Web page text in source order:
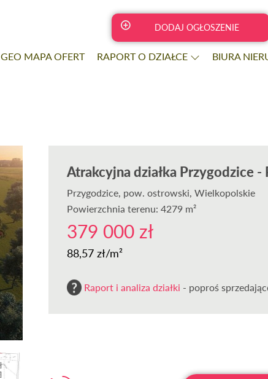
DODAJ OGŁOSZENIE
GEO MAPA OFERT RAPORT O DZIAŁCE BIURA
Atrakcyjna działka Przygodzice -
Przygodzice, pow. ostrowski, Wielkopolskie
Powierzchnia terenu: 4279 m²
379 000 zł
88,57 zł/m²
Raport i analiza działki - poproś